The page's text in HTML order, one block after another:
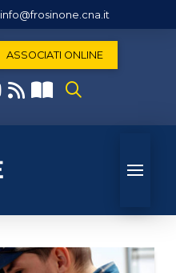
info@frosinone.cna.it
ASSOCIATI ONLINE